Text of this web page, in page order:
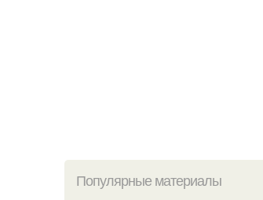
Популярные материалы